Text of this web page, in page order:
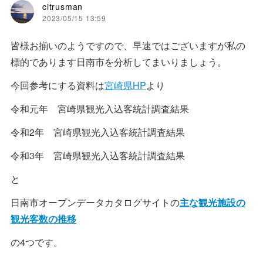
citrusman
2023/05/15 13:59
皆様お揃いのようですので、早速ではございますが私の
標的であります日南市を分析してまいりましょう。
今回参考にする資料は宮崎県HPより
令和元年 宮崎県観光入込客統計調査結果
令和2年 宮崎県観光入込客統計調査結果
令和3年 宮崎県観光入込客統計調査結果
と
日南市オープンデータカタログサイトの主な観光施設の
観光客数の推移
の4つです。